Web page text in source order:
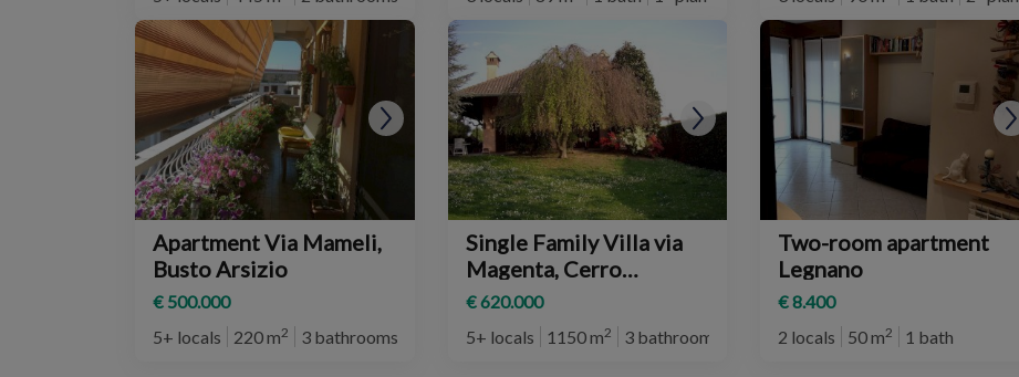
Apartment Via Mameli,
Busto Arsizio
€ 500.000
5+ locals
220 m2 3 bathrooms
Single Family Villa via
Magenta, Cerro
Maggiore
€ 620.000
5+ locals
1150 m2 3 bathrooms
Two-room apartment
Legnano
€ 8.400
2 locals
50 m2 1 bath